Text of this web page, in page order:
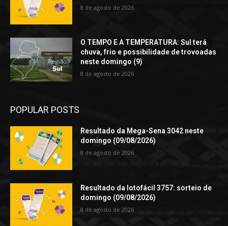
8 de agosto de 2026
O TEMPO E A TEMPERATURA: Sul terá
chuva, frio e possibilidade de trovoadas
neste domingo (9)
8 de agosto de 2026
POPULAR POSTS
Resultado da Mega-Sena 3042 neste
domingo (09/08/2026)
8 de agosto de 2026
Resultado da lotofácil 3757: sorteio de
domingo (09/08/2026)
8 de agosto de 2026